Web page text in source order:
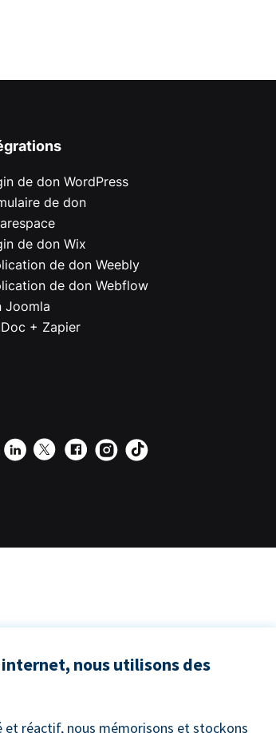
de don WordPress
de don
de don Wix
de don Weebly
de don Webflow
Joomla
Doc + Zapier
nous utilisons des
et réactif, nous mémorisons et stockons